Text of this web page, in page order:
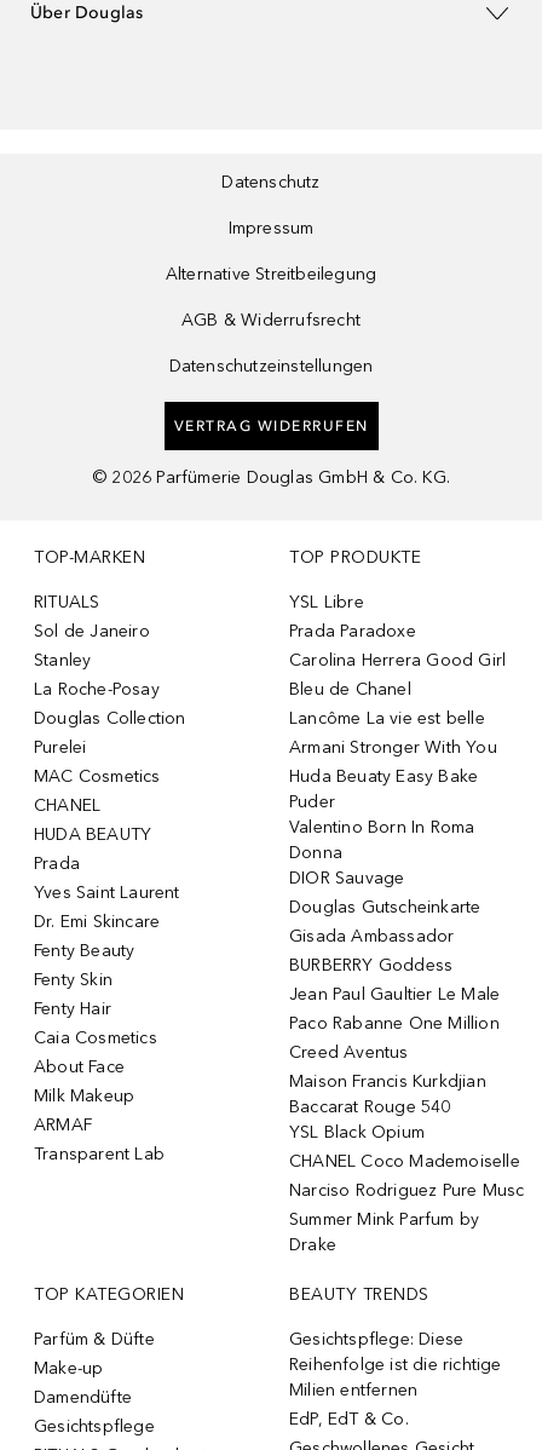
Über Douglas
Datenschutz
Impressum
Alternative Streitbeilegung
AGB & Widerrufsrecht
Datenschutzeinstellungen
VERTRAG WIDERRUFEN
© 2026 Parfümerie Douglas GmbH & Co. KG.
TOP-MARKEN
RITUALS
Sol de Janeiro
Stanley
La Roche-Posay
Douglas Collection
Purelei
MAC Cosmetics
CHANEL
HUDA BEAUTY
Prada
Yves Saint Laurent
Dr. Emi Skincare
Fenty Beauty
Fenty Skin
Fenty Hair
Caia Cosmetics
About Face
Milk Makeup
ARMAF
Transparent Lab
TOP PRODUKTE
YSL Libre
Prada Paradoxe
Carolina Herrera Good Girl
Bleu de Chanel
Lancôme La vie est belle
Armani Stronger With You
Huda Beuaty Easy Bake
Puder
Valentino Born In Roma
Donna
DIOR Sauvage
Douglas Gutscheinkarte
Gisada Ambassador
BURBERRY Goddess
Jean Paul Gaultier Le Male
Paco Rabanne One Million
Creed Aventus
Maison Francis Kurkdjian
Baccarat Rouge 540
YSL Black Opium
CHANEL Coco Mademoiselle
Narciso Rodriguez Pure Musc
Summer Mink Parfum by
Drake
TOP KATEGORIEN
Parfüm & Düfte
Make-up
Damendüfte
Gesichtspflege
BEAUTY TRENDS
Gesichtspflege: Diese
Reihenfolge ist die richtige
Milien entfernen
EdP, EdT & Co.